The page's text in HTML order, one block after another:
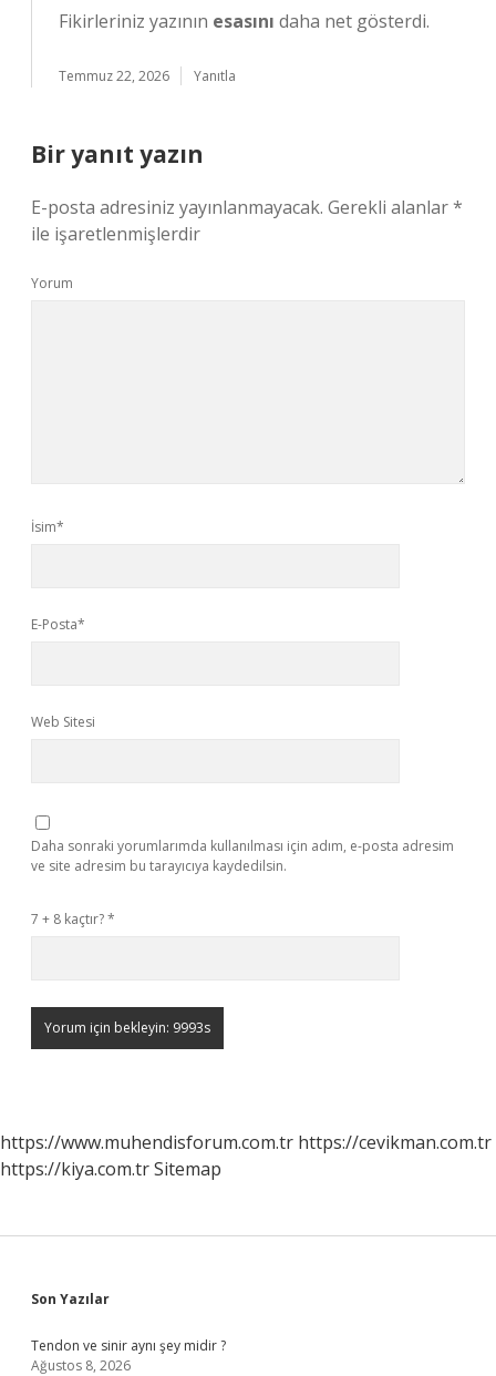
Fikirleriniz yazının esasını daha net gösterdi.
Temmuz 22, 2026 Yanıtla
Bir yanıt yazın
E-posta adresiniz yayınlanmayacak. Gerekli alanlar*
ile işaretlenmişlerdir
Yorum
İsim*
E-Posta*
Web Sitesi
Daha sonraki yorumlarımda kullanılması için adım, e-posta adresim
ve site adresim bu tarayıcıya kaydedilsin.
7 + 8 kaçtır?*
https://www.muhendisforum.com.tr https://cevikman.com.tr
https://kiya.com.trSitemap
Sidebar
Son Yazılar
Tendon ve sinir aynı şey midir ?
Ağustos 8, 2026